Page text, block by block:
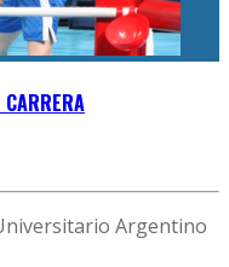
CARRERA
Argentino